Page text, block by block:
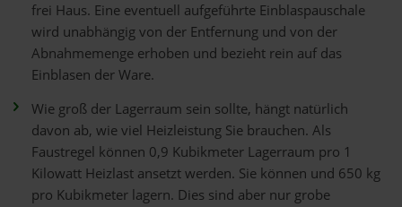
frei Haus. Eine eventuell aufgeführte Einblaspauschale
wird unabhängig von der Entfernung und von der
Abnahmemenge erhoben und bezieht rein auf das
Einblasen der Ware.
Wie groß der Lagerraum sein sollte, hängt natürlich
davon ab, wie viel Heizleistung Sie brauchen. Als
Faustregel können 0,9 Kubikmeter Lagerraum pro 1
Kilowatt Heizlast ansetzt werden. Sie können und 650 kg
pro Kubikmeter lagern. Dies sind aber nur grobe